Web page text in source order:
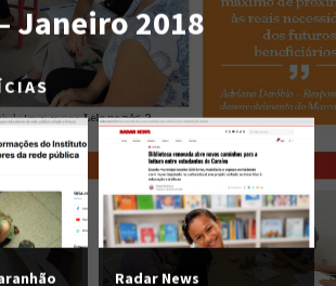
Janeiro 2018
Radar News